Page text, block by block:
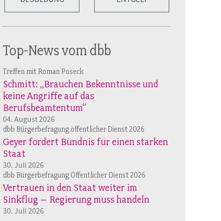
Top-News vom dbb
Treffen mit Roman Poseck
Schmitt: „Brauchen Bekenntnisse und
keine Angriffe auf das
Berufsbeamtentum“
04. August 2026
dbb Bürgerbefragung öffentlicher Dienst 2026
Geyer fordert Bündnis für einen starken
Staat
30. Juli 2026
dbb Bürgerbefragung Öffentlicher Dienst 2026
Vertrauen in den Staat weiter im
Sinkflug – Regierung muss handeln
30. Juli 2026